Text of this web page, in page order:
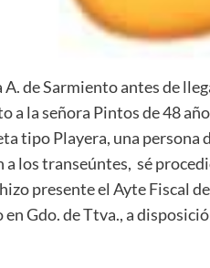
A. de Sarmiento antes de
a la señora Pintos de 48
tipo Playera, una
a los transeúntes, sé
presente el Ayte Fiscal
Gdo. de Ttva., a